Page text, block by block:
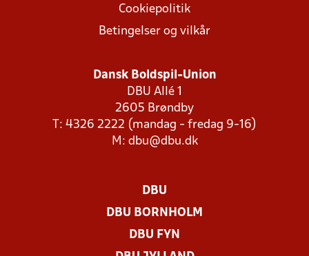
Cookiepolitik
Betingelser og vilkår
Dansk Boldspil-Union
DBU Allé 1
2605 Brøndby
T: 4326 2222 (mandag - fredag 9-16)
M: dbu@dbu.dk
DBU
DBU BORNHOLM
DBU FYN